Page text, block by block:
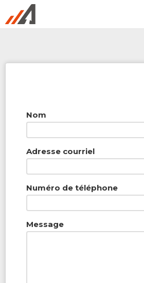
Rechercher à proximité -
Services
Nom
Adresse courriel
Numéro de téléphone
Message